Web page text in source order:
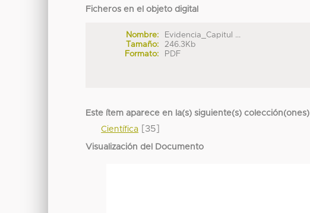
Ficheros en el objeto digital
Nombre:
Evidencia_Capitul ...
Tamaño:
246.3Kb
Formato:
PDF
Este ítem aparece en la(s) siguiente(s) colección(ones)
Científica [35]
Visualización del Documento